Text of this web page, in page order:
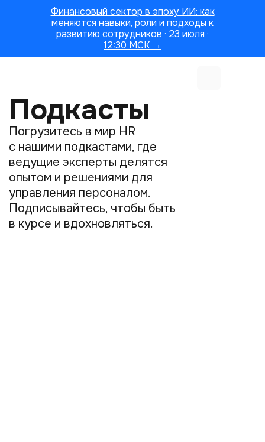
Финансовый сектор в эпоху ИИ: как
меняются навыки, роли и подходы к
развитию сотрудников · 23 июля ·
12:30 МСК →
Подкасты
Погрузитесь в мир HR
с нашими подкастами, где
ведущие эксперты делятся
опытом и решениями для
управления персоналом.
Подписывайтесь, чтобы быть
в курсе и вдохновляться.